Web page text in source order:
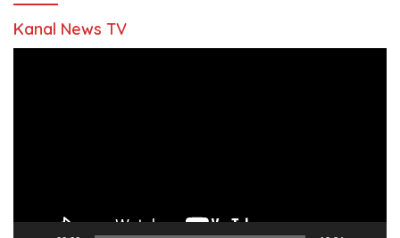
Kanal News TV